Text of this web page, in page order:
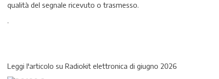
qualità del segnale ricevuto o trasmesso.
Leggi l'articolo su Radiokit elettronica di giugno 2026